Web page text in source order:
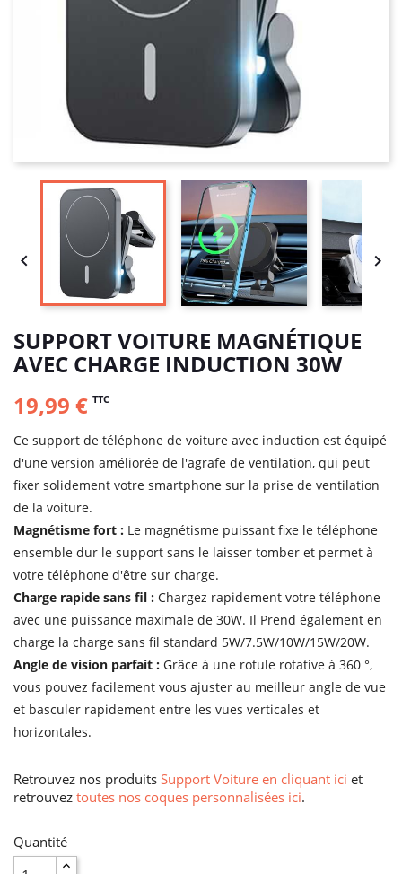
 
SUPPORT VOITURE MAGNÉTIQUE
AVEC CHARGE INDUCTION 30W
19,99 € TTC
Ce support de téléphone de voiture avec induction est équipé
d'une version améliorée de l'agrafe de ventilation, qui peut
fixer solidement votre smartphone sur la prise de ventilation
de la voiture.
Magnétisme fort : Le magnétisme puissant fixe le téléphone
ensemble dur le support sans le laisser tomber et permet à
votre téléphone d'être sur charge.
Charge rapide sans fil : Chargez rapidement votre téléphone
avec une puissance maximale de 30W. Il Prend également en
charge la charge sans fil standard 5W/7.5W/10W/15W/20W.
Angle de vision parfait : Grâce à une rotule rotative à 360 °,
vous pouvez facilement vous ajuster au meilleur angle de vue
et basculer rapidement entre les vues verticales et
horizontales.
Retrouvez nos produits Support Voiture en cliquant ici et
retrouvez toutes nos coques personnalisées ici.
Quantité